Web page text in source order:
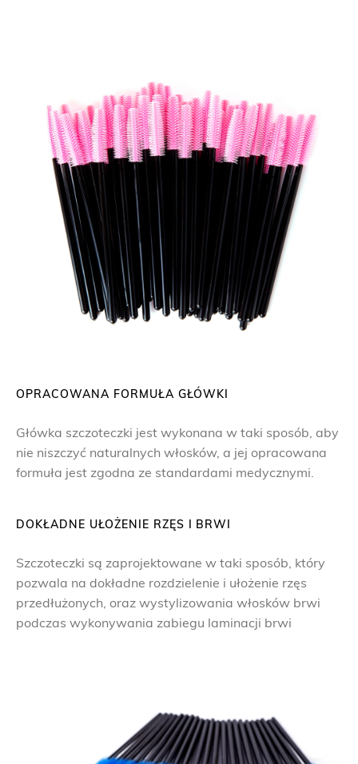
OPRACOWANA FORMUŁA GŁÓWKI
Główka szczoteczki jest wykonana w taki sposób, aby
nie niszczyć naturalnych włosków, a jej opracowana
formuła jest zgodna ze standardami medycznymi.
DOKŁADNE UŁOŻENIE RZĘS I BRWI
Szczoteczki są zaprojektowane w taki sposób, który
pozwala na dokładne rozdzielenie i ułożenie rzęs
przedłużonych, oraz wystylizowania włosków brwi
podczas wykonywania zabiegu laminacji brwi